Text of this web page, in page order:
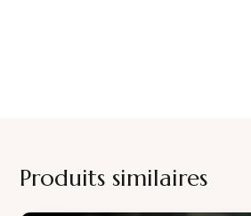
Produits similaires